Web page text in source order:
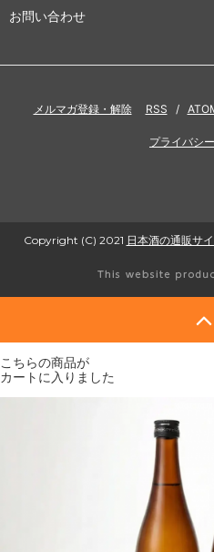
お問い合わせ
メルマガ登録・解除 RSS /
プライバシ
Copyright (C) 2021 日本酒の通販サ
こちらの商品が
カートに入りました